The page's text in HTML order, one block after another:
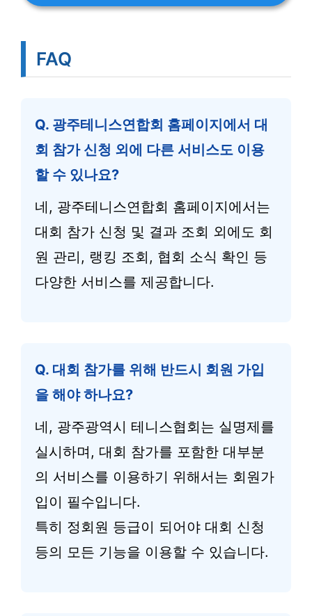
FAQ
Q. 광주테니스연합회 홈페이지에서 대
회 참가 신청 외에 다른 서비스도 이용
할 수 있나요?
네, 광주테니스연합회 홈페이지에서는
대회 참가 신청 및 결과 조회 외에도 회
원 관리, 랭킹 조회, 협회 소식 확인 등
다양한 서비스를 제공합니다.
Q. 대회 참가를 위해 반드시 회원 가입
을 해야 하나요?
네, 광주광역시 테니스협회는 실명제를
실시하며, 대회 참가를 포함한 대부분
의 서비스를 이용하기 위해서는 회원가
입이 필수입니다.
특히 정회원 등급이 되어야 대회 신청
등의 모든 기능을 이용할 수 있습니다.